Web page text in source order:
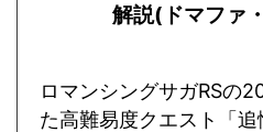
解説(ドマファ
ロマンシングサガRSの
た高難易度クエスト「